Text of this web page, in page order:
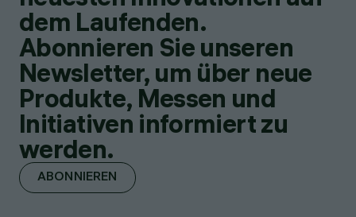
dem Laufenden.
Abonnieren Sie unseren
Newsletter, um über neue
Produkte, Messen und
Initiativen informiert zu
werden.
ABONNIEREN